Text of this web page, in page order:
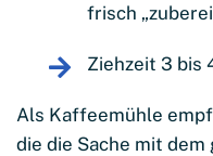
frisch
Ziehzeit 3 bis
Als Kaffeemühle
die die Sache mit